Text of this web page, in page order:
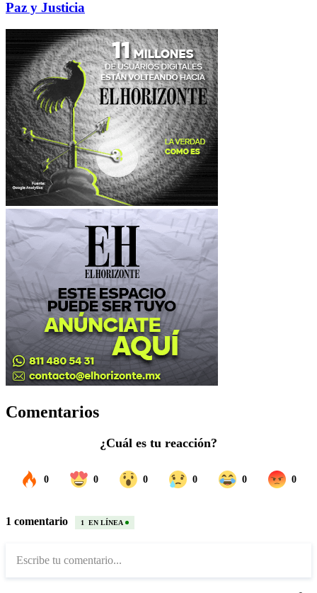
Paz y Justicia
Comentarios